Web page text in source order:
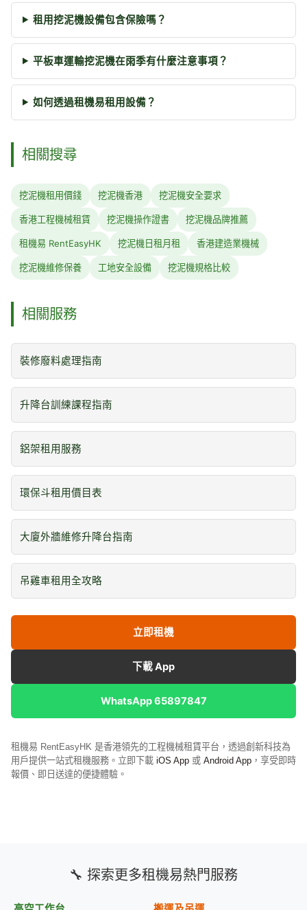
租用挖泥機設備包含保險嗎？
平板車運輸挖泥機在雨季有什麼注意事項？
如何透過租機易租用設備？
相關搜尋
挖泥機租用價錢 挖泥機香港 挖泥機安全要求
香港工程機械租賃 挖泥機操作證書 挖泥機品牌推薦
租機易 RentEasyHK 挖泥機日租月租 香港建造業機械
挖泥機維修保養 工地安全設備 挖泥機規格比較
相關服務
裝修廢料處理指南
升降台訓練課程指南
鋁架租用服務
環保斗租用價目表
大廈外牆維修升降台指南
吊雞車租用全攻略
立即租機
下載 App
WhatsApp 65897847
租機易 RentEasyHK 是香港領先的工程機械租賃平台，透過創新科技為
用戶提供一站式租機服務。立即下載 iOS App 或 Android App ，享受即時
報價、即日送達的便捷體驗。
🔧 探索更多租機易熱門服務